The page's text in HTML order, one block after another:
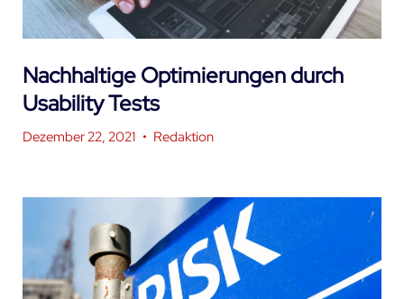
Nachhaltige Optimierungen durch
Usability Tests
Dezember 22, 2021 • Redaktion